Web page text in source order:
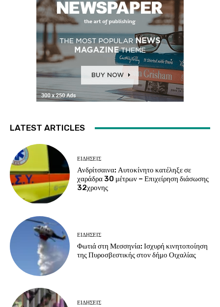
LATEST ARTICLES
ΕΙΔΗΣΕΙΣ
Ανδρίτσαινα: Αυτοκίνητο κατέληξε σε
χαράδρα 30 μέτρων – Επιχείρηση διάσωσης
32χρονης
ΕΙΔΗΣΕΙΣ
Φωτιά στη Μεσσηνία: Ισχυρή κινητοποίηση
της Πυροσβεστικής στον δήμο Οιχαλίας
ΕΙΔΗΣΕΙΣ